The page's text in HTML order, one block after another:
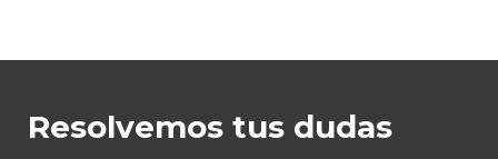
Resolvemos tus dudas